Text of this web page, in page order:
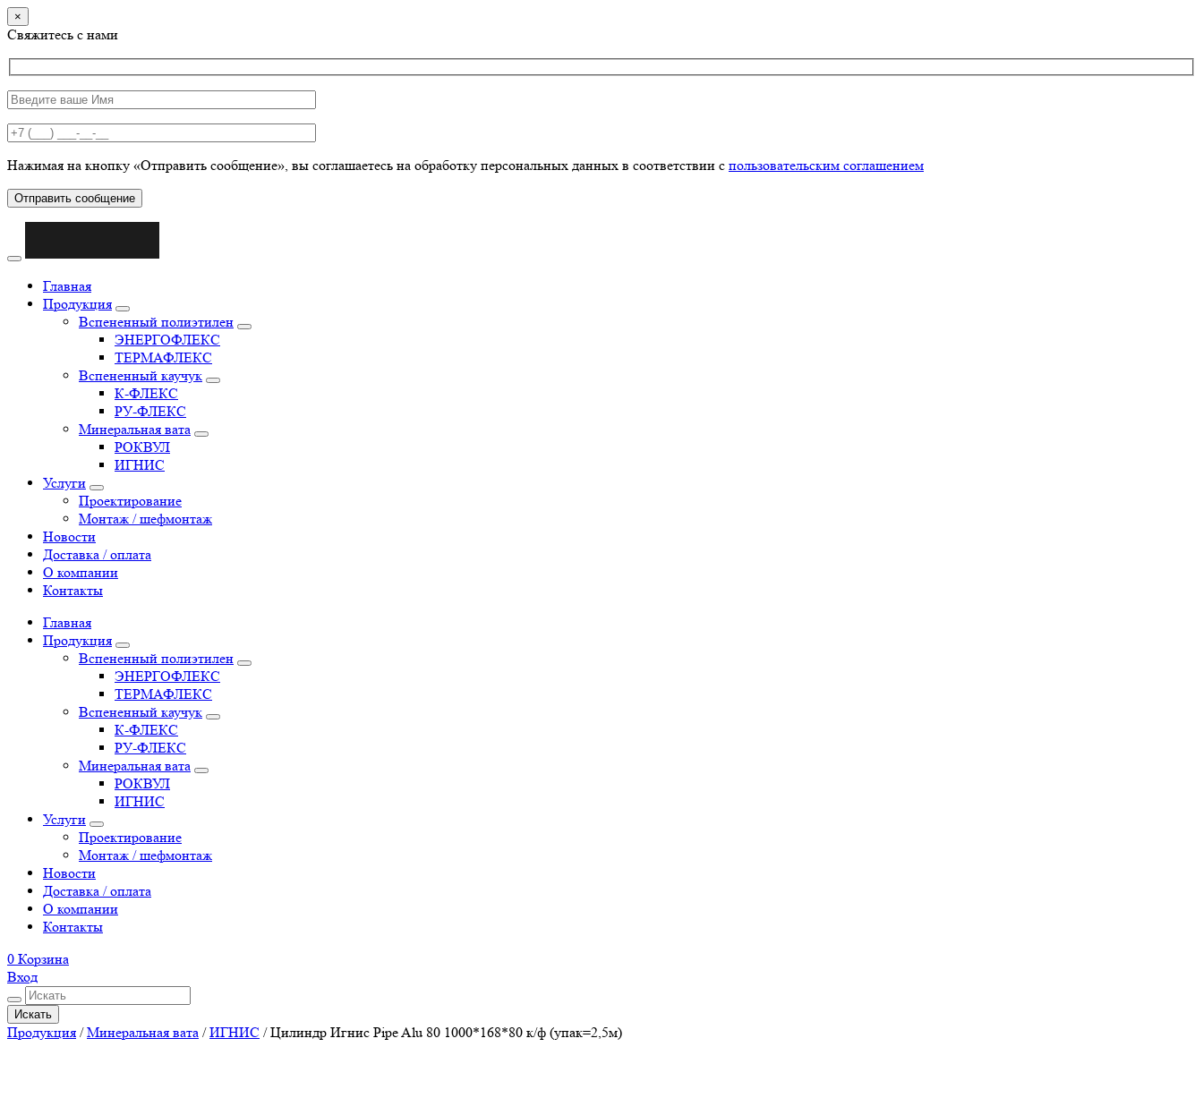
×
Свяжитесь с нами
Нажимая на кнопку «Отправить сообщение», вы соглашаетесь на обработку персональных данных в соответствии с пользовательским соглашением
Отправить сообщение
Главная
Продукция
Вспененный полиэтилен
ЭНЕРГОФЛЕКС
ТЕРМАФЛЕКС
Вспененный каучук
К-ФЛЕКС
РУ-ФЛЕКС
Минеральная вата
РОКВУЛ
ИГНИС
Услуги
Проектирование
Монтаж / шефмонтаж
Новости
Доставка / оплата
О компании
Контакты
Главная
Продукция
Вспененный полиэтилен
ЭНЕРГОФЛЕКС
ТЕРМАФЛЕКС
Вспененный каучук
К-ФЛЕКС
РУ-ФЛЕКС
Минеральная вата
РОКВУЛ
ИГНИС
Услуги
Проектирование
Монтаж / шефмонтаж
Новости
Доставка / оплата
О компании
Контакты
0 Корзина
Вход
Искать
Продукция /Минеральная вата /ИГНИС /Цилиндр Игнис Pipe Alu 80 1000*168*80 к/ф (упак=2,5м)